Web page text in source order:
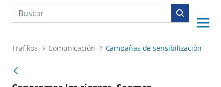
Búsqueda web
Trafikoa Comunicación Campañas de sensibilización